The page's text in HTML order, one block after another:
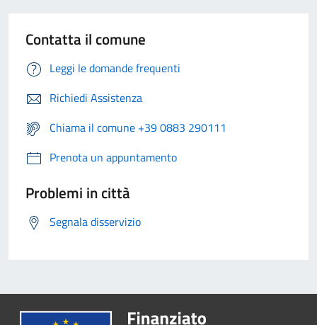
Contatta il comune
Leggi le domande frequenti
Richiedi Assistenza
Chiama il comune +39 0883 290111
Prenota un appuntamento
Problemi in città
Segnala disservizio